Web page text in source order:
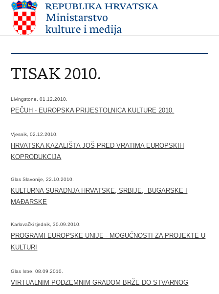
TISAK 2010.
Livingstone, 01.12.2010.
PEČUH - EUROPSKA PRIJESTOLNICA KULTURE 2010.
Vjesnik, 02.12.2010.
HRVATSKA KAZALIŠTA JOŠ PRED VRATIMA EUROPSKIH
KOPRODUKCIJA
Glas Slavonije, 22.10.2010.
KULTURNA SURADNJA HRVATSKE, SRBIJE, BUGARSKE I
MAĐARSKE
Karlovački tjednik, 30.09.2010.
PROGRAMI EUROPSKE UNIJE - MOGUĆNOSTI ZA PROJEKTE U
KULTURI
Glas Istre, 08.09.2010.
VIRTUALNIM PODZEMNIM GRADOM BRŽE DO STVARNOG